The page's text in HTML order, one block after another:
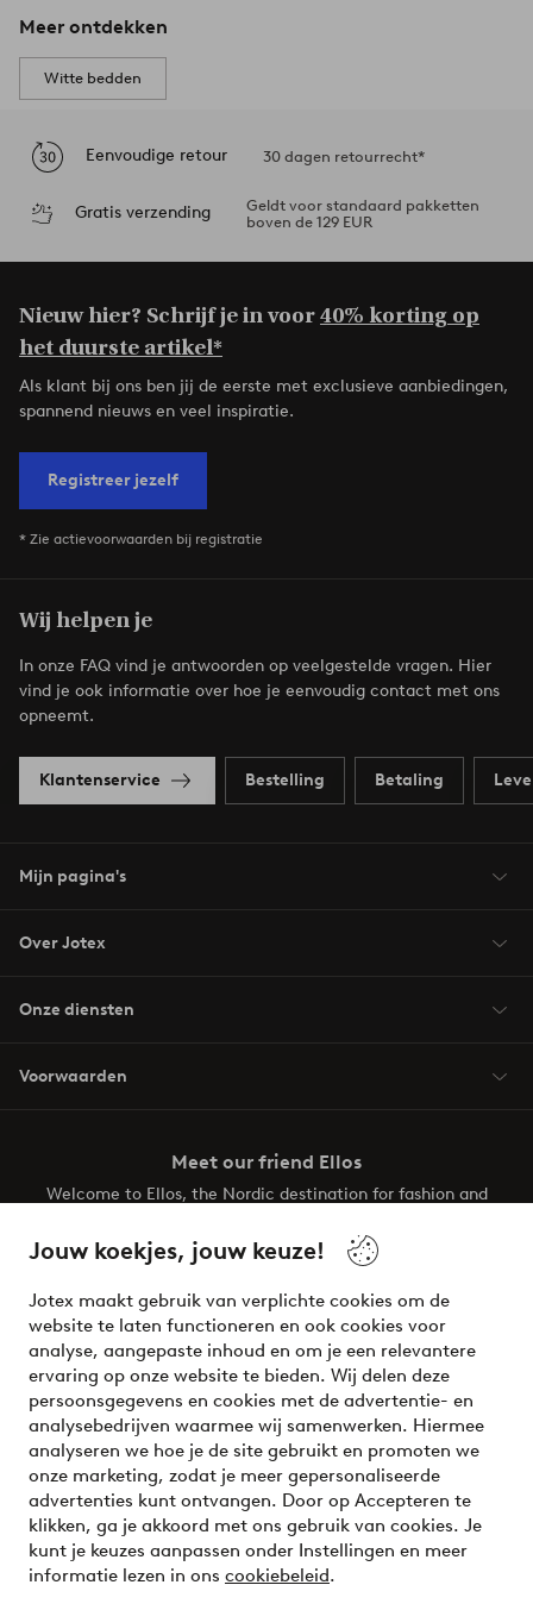
Jouw koekjes, jouw keuze!
Jotex maakt gebruik van verplichte cookies om de
website te laten functioneren en ook cookies voor
analyse, aangepaste inhoud en om je een relevantere
ervaring op onze website te bieden. Wij delen deze
persoonsgegevens en cookies met de advertentie- en
analysebedrijven waarmee wij samenwerken. Hiermee
analyseren we hoe je de site gebruikt en promoten we
onze marketing, zodat je meer gepersonaliseerde
advertenties kunt ontvangen. Door op Accepteren te
klikken, ga je akkoord met ons gebruik van cookies. Je
kunt je keuzes aanpassen onder Instellingen en meer
informatie lezen in ons cookiebeleid.
Meer ontdekken
Witte bedden
Eenvoudige retour 30 dagen retourrecht*
Gratis verzending
Geldt voor standaard pakketten
boven de 129 EUR
Nieuw hier? Schrijf je in voor40% korting op
het duurste artikel*
Als klant bij ons ben jij de eerste met exclusieve aanbiedingen,
spannend nieuws en veel inspiratie.
Registreer jezelf
* Zie actievoorwaarden bij registratie
Wij helpen je
In onze FAQ vind je antwoorden op veelgestelde vragen. Hier
vind je ook informatie over hoe je eenvoudig contact met ons
opneemt.
Klantenservice Bestelling Betaling
Mijn pagina's
Over Jotex
Onze diensten
Voorwaarden
Meet our friend Ellos
Welcome to Ellos, the Nordic destination for fashion and
your wardrobe. Your next inspiring look is here!
Veilig betalen - Nu betalen of opsplitsen
Wil je meer weten over onze betaalopties?